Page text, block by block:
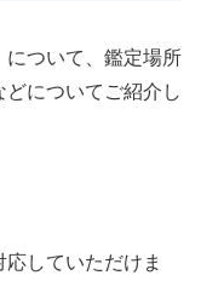
について、鑑定場所
についてご紹介し
していただけま